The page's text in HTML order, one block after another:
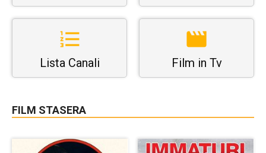
Lista Canali Film in Tv
FILM STASERA